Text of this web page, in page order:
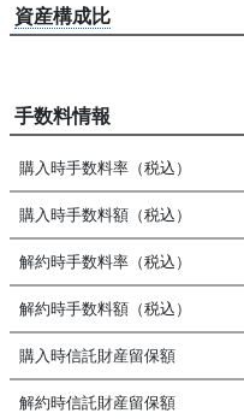
資産構成比
手数料情報
購入時手数料率（税込）
購入時手数料額（税込）
解約時手数料率（税込）
解約時手数料額（税込）
購入時信託財産留保額
解約時信託財産留保額